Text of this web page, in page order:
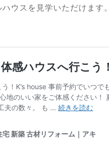
ウスを見学いただけます。